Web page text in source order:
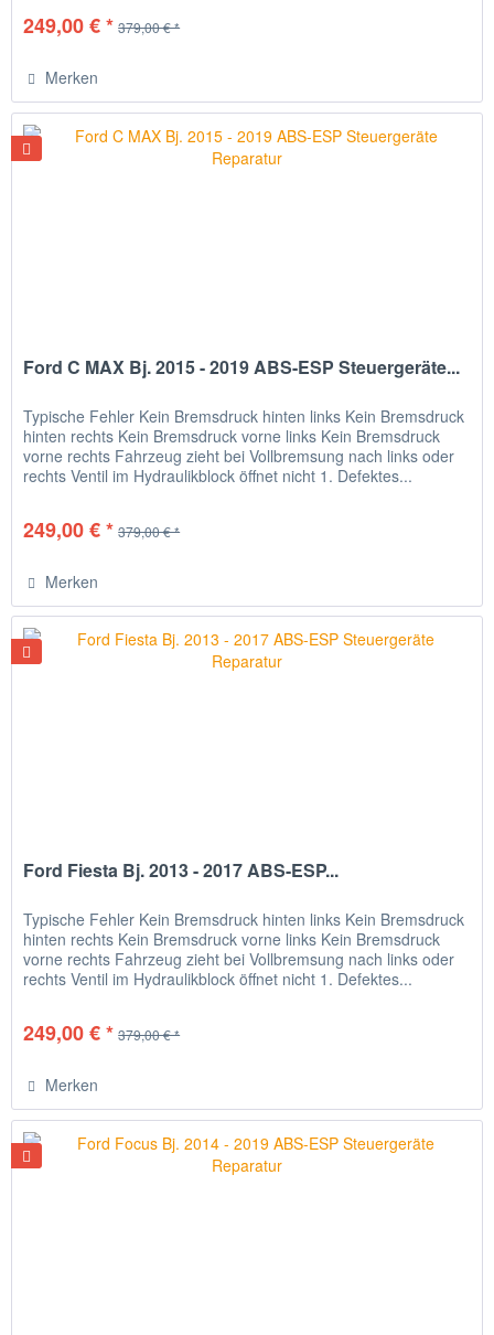
249,00 € * 379,00 € *
Merken
Ford C MAX Bj. 2015 - 2019 ABS-ESP Steuergeräte...
Typische Fehler Kein Bremsdruck hinten links Kein Bremsdruck
hinten rechts Kein Bremsdruck vorne links Kein Bremsdruck
vorne rechts Fahrzeug zieht bei Vollbremsung nach links oder
rechts Ventil im Hydraulikblock öffnet nicht 1. Defektes...
249,00 € * 379,00 € *
Merken
Ford Fiesta Bj. 2013 - 2017 ABS-ESP...
Typische Fehler Kein Bremsdruck hinten links Kein Bremsdruck
hinten rechts Kein Bremsdruck vorne links Kein Bremsdruck
vorne rechts Fahrzeug zieht bei Vollbremsung nach links oder
rechts Ventil im Hydraulikblock öffnet nicht 1. Defektes...
249,00 € * 379,00 € *
Merken